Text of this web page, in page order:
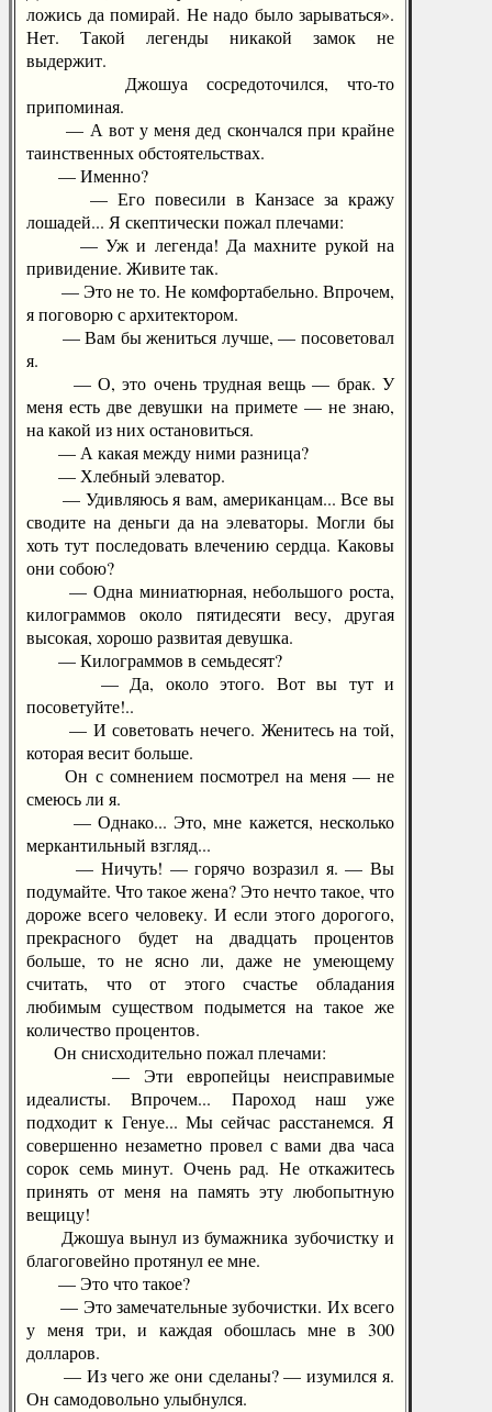
ложись да помирай. Не надо было зарываться».
Нет. Такой легенды никакой замок не
выдержит.
Джошуа сосредоточился, что-то
припоминая.
— А вот у меня дед скончался при крайне
таинственных обстоятельствах.
— Именно?
— Его повесили в Канзасе за кражу
лошадей... Я скептически пожал плечами:
— Уж и легенда! Да махните рукой на
привидение. Живите так.
— Это не то. Не комфортабельно. Впрочем,
я поговорю с архитектором.
— Вам бы жениться лучше, — посоветовал
я.
— О, это очень трудная вещь — брак. У
меня есть две девушки на примете — не знаю,
на какой из них остановиться.
— А какая между ними разница?
— Хлебный элеватор.
— Удивляюсь я вам, американцам... Все вы
сводите на деньги да на элеваторы. Могли бы
хоть тут последовать влечению сердца. Каковы
они собою?
— Одна миниатюрная, небольшого роста,
килограммов около пятидесяти весу, другая
высокая, хорошо развитая девушка.
— Килограммов в семьдесят?
— Да, около этого. Вот вы тут и
посоветуйте!..
— И советовать нечего. Женитесь на той,
которая весит больше.
Он с сомнением посмотрел на меня — не
смеюсь ли я.
— Однако... Это, мне кажется, несколько
меркантильный взгляд...
— Ничуть! — горячо возразил я. — Вы
подумайте. Что такое жена? Это нечто такое, что
дороже всего человеку. И если этого дорогого,
прекрасного будет на двадцать процентов
больше, то не ясно ли, даже не умеющему
считать, что от этого счастье обладания
любимым существом подымется на такое же
количество процентов.
Он снисходительно пожал плечами:
— Эти европейцы неисправимые
идеалисты. Впрочем... Пароход наш уже
подходит к Генуе... Мы сейчас расстанемся. Я
совершенно незаметно провел с вами два часа
сорок семь минут. Очень рад. Не откажитесь
принять от меня на память эту любопытную
вещицу!
Джошуа вынул из бумажника зубочистку и
благоговейно протянул ее мне.
— Это что такое?
— Это замечательные зубочистки. Их всего
у меня три, и каждая обошлась мне в 300
долларов.
— Из чего же они сделаны? — изумился я.
Он самодовольно улыбнулся.